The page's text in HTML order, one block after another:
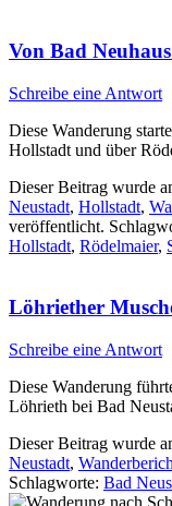
Von Bad
Schreibe eine Antwort
Diese Wanderung
Hollstadt und über
Dieser Beitrag wurde
Neustadt, Hollstadt,
veröffentlicht.
Hollstadt, Rödelmaier,
Löhriether
Schreibe eine Antwort
Diese Wanderung
Löhrieth bei Bad
Dieser Beitrag wurde
Neustadt,
Schlagworte: Bad